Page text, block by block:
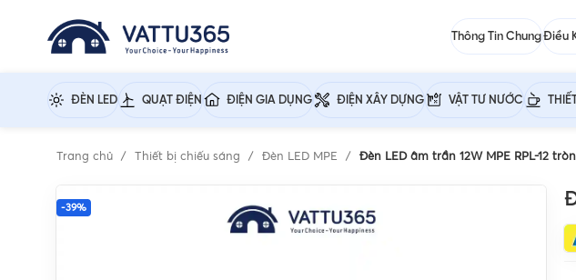
Thông Tin ChungĐiều
ĐÈN LED QUẠT ĐIỆN ĐIỆN GIA DỤNG ĐIỆN XÂY DỰNG VẬT TƯ NƯỚC
Trang chủ Thiết bị chiếu sáng Đèn LED MPE Đèn LED âm trần 12W MPE RPL-12
-39%